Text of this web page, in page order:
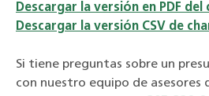
Descargar la versión en PDF
Descargar la versión CSV de
Si tiene preguntas sobre un
con nuestro equipo de asesores